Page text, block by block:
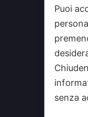
Puoi
senza